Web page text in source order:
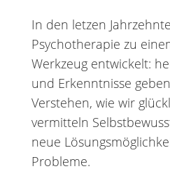
In den letzen
Psychotherapie zu
Werkzeug entwickelt:
und Erkenntnisse
Verstehen, wie wir
vermitteln
neue
Probleme.